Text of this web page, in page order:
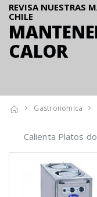
REVISA NUESTRAS
CHILE
CALOR
Gastronomica
Calienta Platos